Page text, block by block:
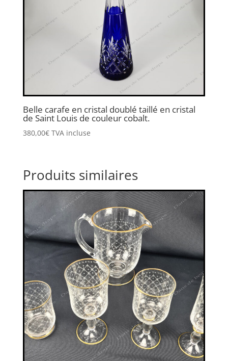
Belle carafe en cristal doublé taillé en cristal
de Saint Louis de couleur cobalt.
380,00€ TVA incluse
Produits similaires